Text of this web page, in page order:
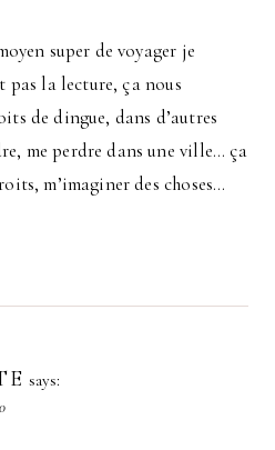
super de voyager je
pas la lecture, ça nous
de dingue, dans d’autres
me perdre dans une ville… ça
m’imaginer des choses…
says: